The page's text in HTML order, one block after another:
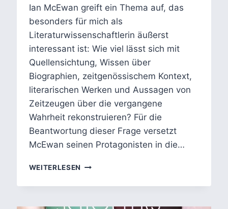
Ian McEwan greift ein Thema auf, das
besonders für mich als
Literaturwissenschaftlerin äußerst
interessant ist: Wie viel lässt sich mit
Quellensichtung, Wissen über
Biographien, zeitgenössischem Kontext,
literarischen Werken und Aussagen von
Zeitzeugen über die vergangene
Wahrheit rekonstruieren? Für die
Beantwortung dieser Frage versetzt
McEwan seinen Protagonisten in die…
WEITERLESEN GRENZEN
ERKENNTNIS: